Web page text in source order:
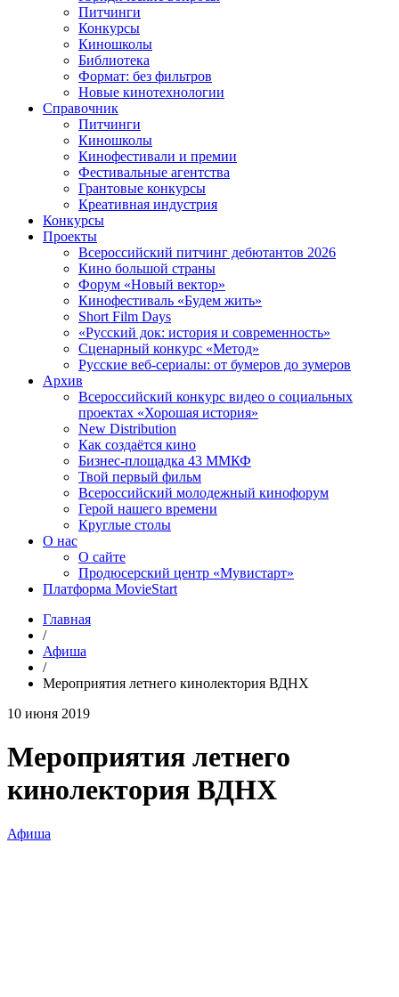
Питчинги
Конкурсы
Киношколы
Библиотека
Формат: без фильтров
Новые кинотехнологии
Справочник
Питчинги
Киношколы
Кинофестивали и премии
Фестивальные агентства
Грантовые конкурсы
Креативная индустрия
Конкурсы
Проекты
Всероссийский питчинг дебютантов 2026
Кино большой страны
Форум «Новый вектор»
Кинофестиваль «Будем жить»
Short Film Days
«Русский док: история и современность»
Сценарный конкурс «Метод»
Русские веб-сериалы: от бумеров до зумеров
Архив
Всероссийский конкурс видео о социальных
проектах «Хорошая история»
New Distribution
Как создаётся кино
Бизнес-площадка 43 ММКФ
Твой первый фильм
Всероссийский молодежный кинофорум
Герой нашего времени
Круглые столы
О нас
О сайте
Продюсерский центр «Мувистарт»
Платформа MovieStart
Главная
/
Афиша
/
Мероприятия летнего кинолектория ВДНХ
10 июня 2019
Мероприятия летнего
кинолектория ВДНХ
Афиша